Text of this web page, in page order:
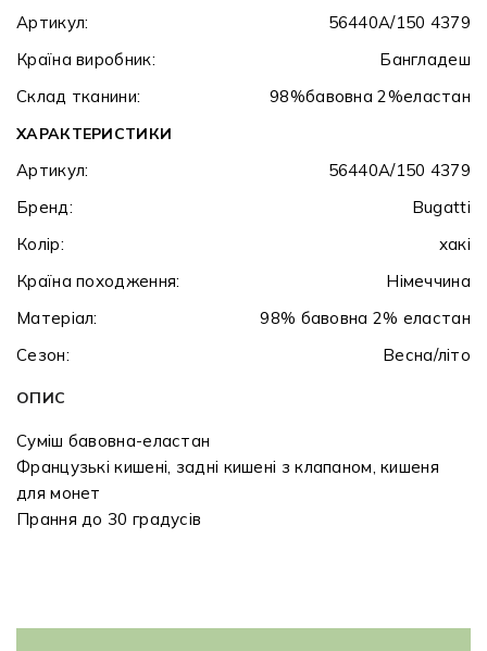
Артикул:
56440A/150 4379
Країна виробник:
Бангладеш
Склад тканини:
98%бавовна 2%еластан
ХАРАКТЕРИСТИКИ
Артикул:
56440A/150 4379
Бренд:
Bugatti
Колір:
хакі
Країна походження:
Німеччина
Матеріал:
98% бавовна 2% еластан
Сезон:
Весна/літо
ОПИС
Суміш бавовна-еластан
Французькі кишені, задні кишені з клапаном, кишеня
для монет
Прання до 30 градусів